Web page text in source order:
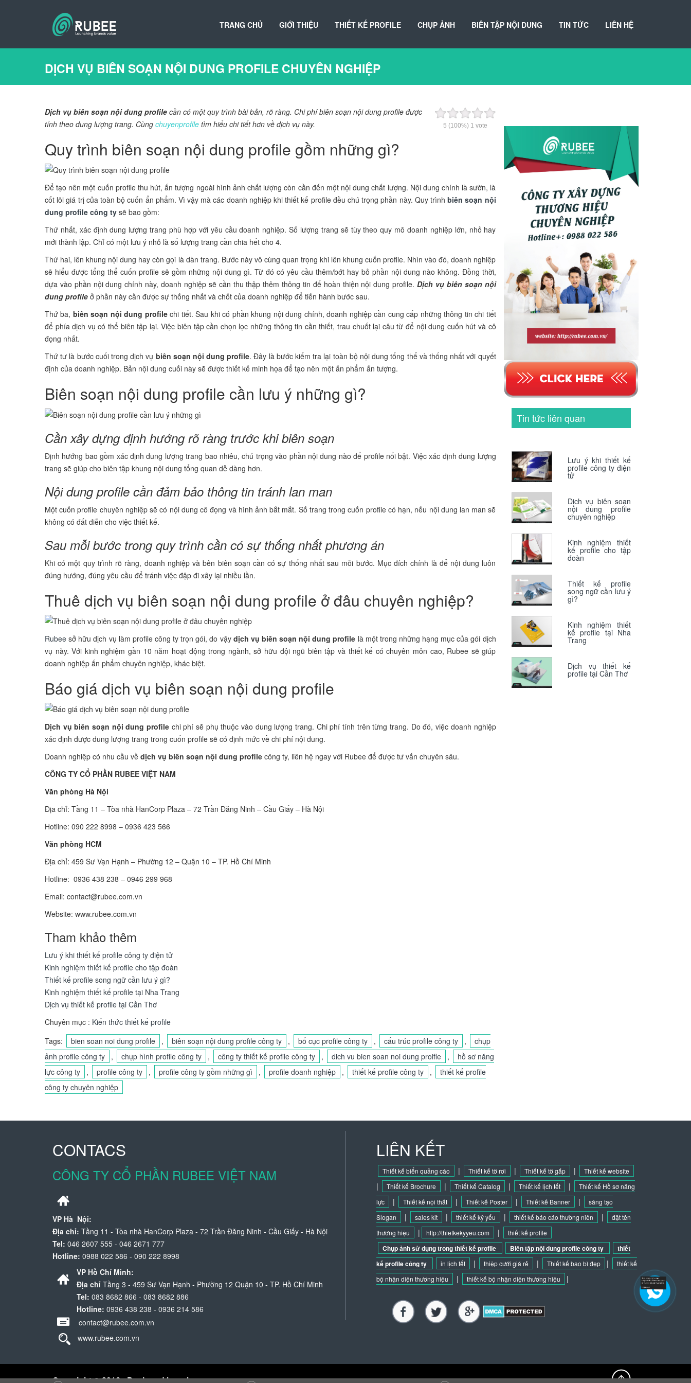
TRANG CHỦ GIỚI THIỆU THIẾT KẾ PROFILE CHỤP ẢNH BIÊN TẬP NỘI DUNG TIN TỨC LIÊN HỆ
DỊCH VỤ BIÊN SOẠN NỘI DUNG PROFILE CHUYÊN NGHIỆP
5 (100%) 1 vote
Dịch vụ biên soạn nội dung profile cần có một quy trình bài bản, rõ ràng. Chi phí biên soạn nội dung profile được
tính theo dung lượng trang. Cùng chuyenprofile tìm hiểu chi tiết hơn về dịch vụ này.
Quy trình biên soạn nội dung profile gồm những gì?
Để tạo nên một cuốn profile thu hút, ấn tượng ngoài hình ảnh chất lượng còn cần đến một nội dung chất lượng. Nội dung chính là sườn, là
cốt lõi giá trị của toàn bộ cuốn ẩn phẩm. Vì vậy mà các doanh nghiệp khi thiết kế profile đều chú trọng phần này. Quy trìnhbiên soạn nội
dung profile công ty sẽ bao gồm:
Thứ nhất, xác định dung lượng trang phù hợp với yêu cầu doanh nghiệp. Số lượng trang sẽ tùy theo quy mô doanh nghiệp lớn, nhỏ hay
mới thành lập. Chỉ có một lưu ý nhỏ là số lượng trang cần chia hết cho 4.
Thứ hai, lên khung nội dung hay còn gọi là dàn trang. Bước này vô cùng quan trọng khi lên khung cuốn profile. Nhìn vào đó, doanh nghiệp
sẽ hiểu được tổng thể cuốn profile sẽ gồm những nội dung gì. Từ đó có yêu cầu thêm/bớt hay bỏ phần nội dung nào không. Đồng thời,
dựa vào phần nội dung chính này, doanh nghiệp sẽ cần thu thập thêm thông tin để hoàn thiện nội dung profile.Dịch vụ biên soạn nội
dung profile ở phần này cần được sự thống nhất và chốt của doanh nghiệp để tiến hành bước sau.
Thứ ba, biên soạn nội dung profilechi tiết. Sau khi có phần khung nội dung chính, doanh nghiệp cần cung cấp những thông tin chi tiết
để phía dịch vụ có thể biên tập lại. Việc biên tập cần chọn lọc những thông tin cần thiết, trau chuốt lại câu từ để nội dung cuốn hút và cô
đọng nhất.
Thứ tư là bước cuối trong dịch vụ biên soạn nội dung profile. Đây là bước kiểm tra lại toàn bộ nội dung tổng thể và thống nhất với quyết
định của doanh nghiệp. Bản nội dung cuối này sẽ được thiết kế minh họa để tạo nên một ấn phẩm ấn tượng.
Biên soạn nội dung profile cần lưu ý những gì?
Cần xây dựng định hướng rõ ràng trước khi biên soạn
Định hướng bao gồm xác định dung lượng trang bao nhiêu, chú trọng vào phần nội dung nào để profile nổi bật. Việc xác định dung lượng
trang sẽ giúp cho biên tập khung nội dung tổng quan dễ dàng hơn.
Nội dung profile cần đảm bảo thông tin tránh lan man
Một cuốn profile chuyên nghiệp sẽ có nội dung cô đọng và hình ảnh bắt mắt. Số trang trong cuốn profile có hạn, nếu nội dung lan man sẽ
không có đất diễn cho việc thiết kế.
Sau mỗi bước trong quy trình cần có sự thống nhất phương án
Khi có một quy trình rõ ràng, doanh nghiệp và bên biên soạn cần có sự thống nhất sau mỗi bước. Mục đích chính là để nội dung luôn
đúng hướng, đúng yêu cầu để tránh việc đập đi xây lại nhiều lần.
Thuê dịch vụ biên soạn nội dung profile ở đâu chuyên nghiệp?
Rubee sở hữu dịch vụ làm profile công ty trọn gói, do vậy dịch vụ biên soạn nội dung profile là một trong những hạng mục của gói dịch
vụ này. Với kinh nghiệm gần 10 năm hoạt động trong ngành, sở hữu đội ngũ biên tập và thiết kế có chuyên môn cao, Rubee sẽ giúp
doanh nghiệp ấn phẩm chuyên nghiệp, khác biệt.
Báo giá dịch vụ biên soạn nội dung profile
Dịch vụ biên soạn nội dung profile chi phí sẽ phụ thuộc vào dung lượng trang. Chi phí tính trên từng trang. Do đó, việc doanh nghiệp
xác định được dung lượng trang trong cuốn profile sẽ có định mức về chi phí nội dung.
Doanh nghiệp có nhu cầu về dịch vụ biên soạn nội dung profile công ty, liên hệ ngay với Rubee để được tư vấn chuyên sâu.
CÔNG TY CỔ PHẦN RUBEE VIỆT NAM
Văn phòng Hà Nội
Địa chỉ: Tầng 11 – Tòa nhà HanCorp Plaza – 72 Trần Đăng Ninh – Cầu Giấy – Hà Nội
Hotline: 090 222 8998 – 0936 423 566
Văn phòng HCM
Địa chỉ: 459 Sư Vạn Hạnh – Phường 12 – Quận 10 – TP. Hồ Chí Minh
Hotline: 0936 438 238 – 0946 299 968
Email: contact@rubee.com.vn
Website: www.rubee.com.vn
Tham khảo thêm
Lưu ý khi thiết kế profile công ty điện tử
Kinh nghiệm thiết kế profile cho tập đoàn
Thiết kế profile song ngữ cần lưu ý gì?
Kinh nghiệm thiết kế profile tại Nha Trang
Dịch vụ thiết kế profile tại Cần Thơ
Chuyên mục : Kiến thức thiết kế profile
Tags:
bien soan noi dung profile , biên soạn nội dung profile công ty , bố cục profile công ty , cấu trúc profile công ty ,
chụp
ảnh profile công ty
, chụp hình profile công ty , công ty thiết kế profile công ty , dich vu bien soan noi dung proifle ,
hồ sơ năng
lực công ty
, profile công ty , profile công ty gồm những gì , profile doanh nghiệp , thiết kế profile công ty ,
thiết kế profile
công ty chuyên nghiệp
Tin tức liên quan
Lưu ý khi thiết kế
profile công ty điện
tử
Dịch vụ biên soạn
nội dung profile
chuyên nghiệp
Kinh nghiệm thiết
kế profile cho tập
đoàn
Thiết kế profile
song ngữ cần lưu ý
gì?
Kinh nghiệm thiết
kế profile tại Nha
Trang
Dịch vụ thiết kế
profile tại Cần Thơ
CONTACS
CÔNG TY CỔ PHẦN RUBEE VIỆT NAM
VP Hà Nội:
Địa chỉ: Tầng 11 - Tòa nhà HanCorp Plaza - 72 Trần Đăng Ninh - Cầu Giấy - Hà Nội
Tel: 046 2607 555 - 046 2671 777
Hotline: 0988 022 586 - 090 222 8998
VP Hồ Chí Minh:
Địa chỉ Tầng 3 - 459 Sư Vạn Hạnh - Phường 12 Quận 10 - TP. Hồ Chí Minh
Tel: 083 8682 866 - 083 8682 886
Hotline: 0936 438 238 - 0936 214 586
contact@rubee.com.vn
www.rubee.com.vn
LIÊN KẾT
Thiết kế biển quảng cáo | Thiết kế tờ rơi | Thiết kế tờ gấp | Thiết kế website
| Thiết kế Brochure | Thiết kế Catalog | Thiết kế lịch tết |
Thiết kế Hồ sơ năng
lực
| Thiết kế nội thất | Thiết kế Poster | Thiết kế Banner |
sáng tạo
Slogan
| sales kit | thiết kế kỷ yếu | thiết kế báo cáo thường niên |
đặt tên
thương hiệu
| http://thietkekyyeu.com | thiết kế profile
Chụp ảnh sử dụng trong thiết kế profile Biên tập nội dung profile công ty
thiết
kế profile công ty
in lịch tết | thiệp cưới giá rẻ | Thiết kế bao bì đẹp |
thiết kế
bộ nhận diện thương hiệu
| thiết kế bộ nhận diện thương hiệu |
Copyright © 2016 - Designed by rubee.com.vn